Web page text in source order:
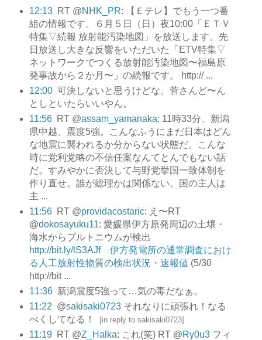
12:13
RT @NHK_PR: 【Ｅテレ】でもう一つ番
組の情報です。６月５日（日）夜10:00「ＥＴＶ
特集▽続報 放射能汚染地図」を放送します。先
日放送し大きな反響をいただいた「ETV特集▽
ネットワークでつくる放射能汚染地図〜福島原
発事故から２か月〜」の続報です。 http:// ...
12:00 可決しないと思うけどな。菅さんど〜ん
としといたらいいやん。
11:56
RT @assam_yamanaka: 11時33分、新潟
県中越、震度5強。こんなふうにまだ日本はどん
な地震に襲われるか分からない状態だ。こんな
時に党利党略の不信任案なんてとんでもない話
だ。すみやかに否決して与野党挙国一致体制を
作り直せ。誰が総理かは関係ない。国の主人は
主 ...
11:56
RT @providacostaric: え〜RT
@dokosayuku11: 愛媛県伊方原発周辺の土壌・
海水からプルトニウムが検出
http://bit.ly/lS3AJf 伊方発電所の通常調査におけ
る人工放射性物質の検出状況・速報値 (5/30
http://bit ...
11:36 新潟震度5強って…気の毒だなぁ。
11:22 @sakisaki0723それなりに頑張れ！なる
べくしてなる！
[in reply to sakisaki0723]
11:19 RT @Z_Halka: これ(笑) RT @Ry0u3フィ